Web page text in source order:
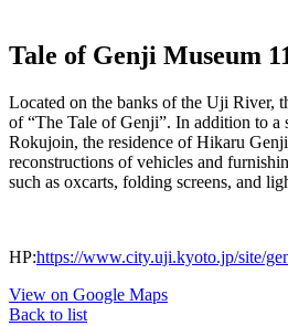
Tale of Genji Museum
Located on the banks of the Uji River,
of “The Tale of Genji”. In addition to a
Rokujoin, the residence of Hikaru
reconstructions of vehicles and
such as oxcarts, folding screens, and
HP:https://www.city.uji.kyoto.jp/site/
View on Google Maps
Back to list